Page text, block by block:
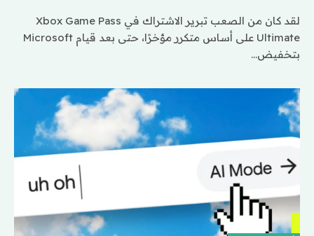
لقد كان من الصعب تبرير الاشتراك في Xbox Game Pass
Ultimate على أساس متكرر مؤخرًا، حتى بعد قيام Microsoft
بتخفيض…